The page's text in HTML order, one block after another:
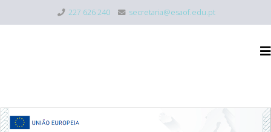
227 626 240 secretaria@esaof.edu.pt